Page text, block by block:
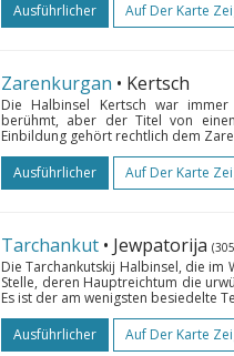
Ausführlicher
Auf Der Karte
Zarenkurgan • Kertsch
Die Halbinsel Kertsch war
berühmt, aber der Titel von
Einbildung gehört rechtlich dem
Ausführlicher
Auf Der Karte
Tarchankut • Jewpatorija
Die Tarchankutskij Halbinsel, die im
Stelle, deren Hauptreichtum die
Es ist der am wenigsten besiedelte
Ausführlicher
Auf Der Karte